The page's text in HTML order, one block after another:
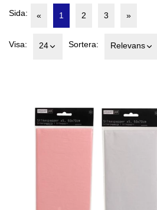
Sida: « 1 2 3 »
Visa: 24 Sortera: Relevans